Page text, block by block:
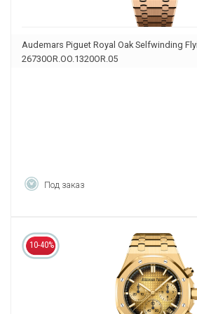
Audemars Piguet Royal Oak Selfwinding
26730OR.OO.1320OR.05
Под заказ
10-40%